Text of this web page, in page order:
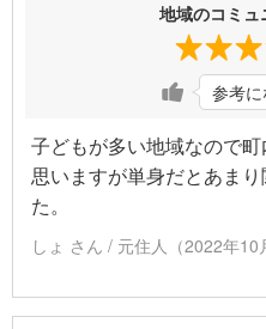
地域のコミ
参考
子どもが多い地域なので
思いますが単身だとあま
た。
しょ さん / 元住人（2022年10